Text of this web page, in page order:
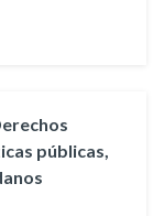
públicas,